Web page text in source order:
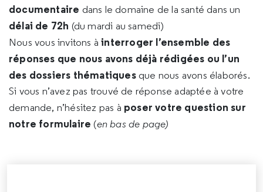
documentaire dans le domaine de la santé dans un
délai de 72h (du mardi au samedi)
Nous vous invitons àinterroger l’ensemble des
réponses que nous avons déjà rédigées ou l’un
des dossiers thématiques que nous avons élaborés.
Si vous n’avez pas trouvé de réponse adaptée à votre
demande, n’hésitez pas à poser votre question sur
notre formulaire (en bas de page)